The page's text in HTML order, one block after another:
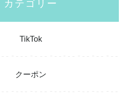
カテゴリー
TikTok
クーポン